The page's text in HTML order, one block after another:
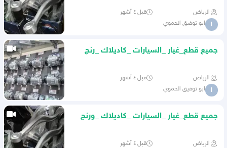
الرياض قبل ٤ أشهر
ا ابو توفيق الحموي
جميع قطع_غيار _السيارات _كاديلاك _رنج
الرياض قبل ٤ أشهر
ا ابو توفيق الحموي
جميع قطع_غيار _السيارات _كاديلاك _ورنج
الرياض قبل ٤ أشهر